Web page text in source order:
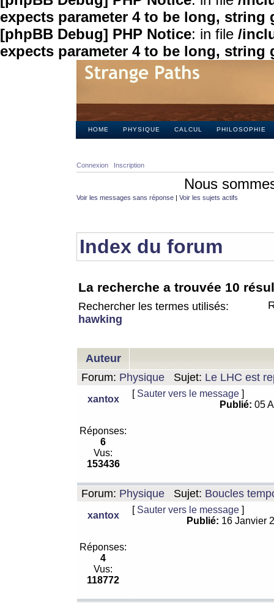
expects parameter 4 to be long, string
[phpBB Debug] PHP Notice: in file /
expects parameter 4 to be long, string
HOME PHYSIQUE CALCUL PHILOSOPHIE
Connexion Inscription
Nous
Voir les messages sans réponse | Voir les sujets actifs
Index du forum
La recherche a trouvée 10
Rechercher les termes utilisés:
hawking
Auteur
Forum: Physique Sujet: Le LHC est
xantox
[ Sauter vers le message ]
Publié: 05
Réponses:
6
Vus:
153436
Forum: Physique Sujet: Boucles
xantox
[ Sauter vers le message ]
Publié: 16 Janvier
Réponses:
4
Vus:
118772